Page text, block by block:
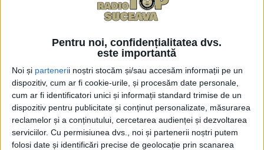
Pentru noi, confidențialitatea dvs.
este importantă
Noi și partenerii noștri stocăm și/sau accesăm informații pe un
dispozitiv, cum ar fi cookie-urile, și procesăm date personale,
cum ar fi identificatori unici și informații standard trimise de un
dispozitiv pentru publicitate și conținut personalizate, măsurarea
reclamelor și a conținutului, cercetarea audienței și dezvoltarea
serviciilor. Cu permisiunea dvs., noi și partenerii noștri putem
folosi date și identificări precise de geolocație prin scanarea
mită la Spitalul Municipal
Rădăuți și la Colegiul Tehnic
polițist care ar fi luat șpagă
de la șoferi opriți în trafic
16 OCTOMBRIE, 2024